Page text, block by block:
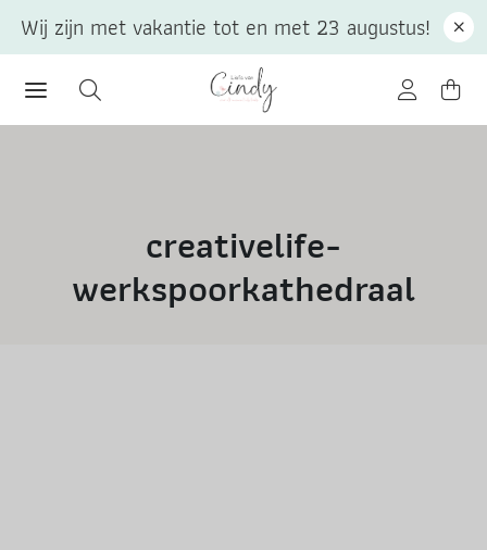
creativelife-
werkspoorkathedraal
Wij zijn met vakantie tot en met 23 augustus!